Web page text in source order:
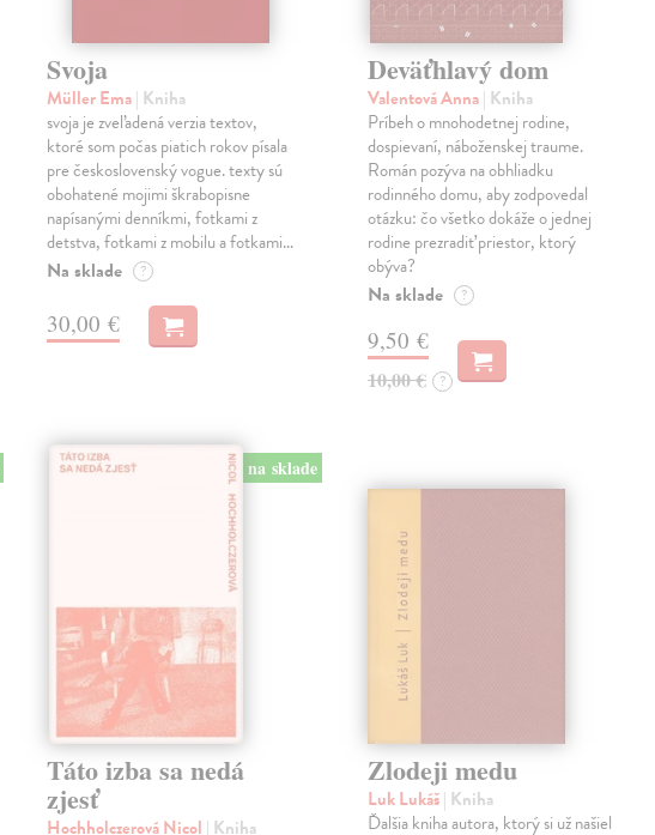
Svoja
Müller Ema| Kniha
svoja je zveľadená verzia textov,
ktoré som počas piatich rokov písala
pre československý vogue. texty sú
obohatené mojimi škrabopisne
napísanými denníkmi, fotkami z
detstva, fotkami z mobilu a fotkami…
Na sklade ?
30,00 €
Deväťhlavý dom
Valentová Anna| Kniha
Príbeh o mnohodetnej rodine,
dospievaní, náboženskej traume.
Román pozýva na obhliadku
rodinného domu, aby zodpovedal
otázku: čo všetko dokáže o jednej
rodine prezradiť priestor, ktorý
obýva?
Na sklade ?
9,50 €
10,00 € ?
na sklade
Táto izba sa nedá
zjesť
Hochholczerová Nicol | Kniha
Zlodeji medu
Luk Lukáš| Kniha
Ďalšia kniha autora, ktorý si už našiel